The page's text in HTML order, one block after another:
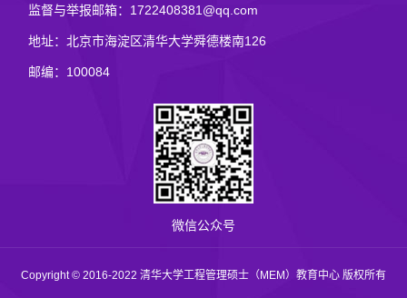
监督与举报邮箱：1722408381@qq.com
地址：北京市海淀区清华大学舜德楼南126
邮编：100084
微信公众号
Copyright © 2016-2022 清华大学工程管理硕士（MEM）教育中心 版权所有